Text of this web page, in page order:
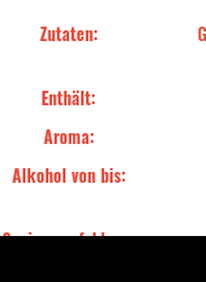
Zutaten:
Enthält:
Aroma:
Alkohol von bis:
Speiseempfehlung: